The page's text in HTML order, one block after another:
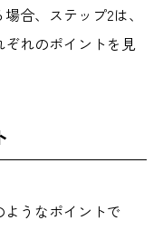
合、ステップ2は、
れのポイントを見
うなポイントで